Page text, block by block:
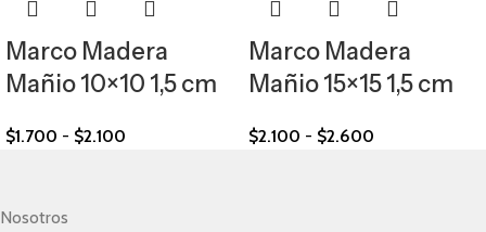
Marco Madera
Mañio 10×10 1,5 cm
$1.700 - $2.100
Marco Madera
Mañio 15×15 1,5 cm
$2.100 - $2.600
Nosotros